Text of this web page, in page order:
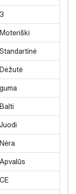
3
Moteriški
Standartinė
Dėžutė
guma
Balti
Juodi
Nėra
Apvalūs
CE